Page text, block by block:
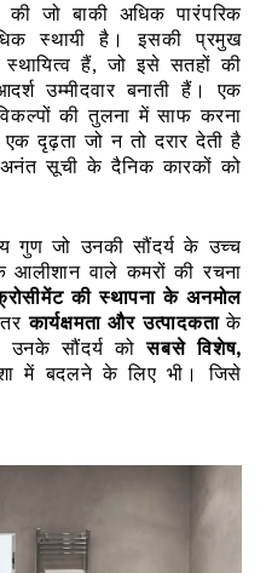
जो बाकी अधिक पारंपरिक
स्थायी है। इसकी प्रमुख
स्थायित्व हैं, जो इसे सतहों की
उम्मीदवार बनाती हैं। एक
की तुलना में साफ करना
दृढ़ता जो न तो दरार देती है
सूची के दैनिक कारकों को
गुण जो उनकी सौंदर्य के उच्च
आलीशान वाले कमरों की रचना
की स्थापना के अनमोल
कार्यक्षमता और उत्पादकताके
उनके सौंदर्य कोसबसे विशेष,
में बदलने के लिए भी। जिसे